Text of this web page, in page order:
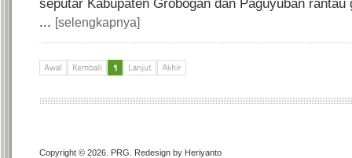
seputar Kabupaten Grobogan dan Paguyuban
... [selengkapnya]
Copyright © 2026. PRG. Redesign by Heriyanto